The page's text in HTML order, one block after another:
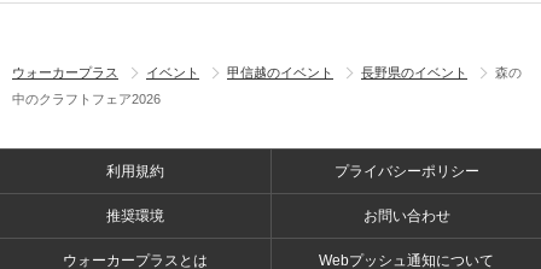
ウォーカープラス イベント 甲信越のイベント 長野県のイベント
森の
中のクラフトフェア2026
利用規約 プライバシーポリシー
推奨環境 お問い合わせ
ウォーカープラスとは Webプッシュ通知について